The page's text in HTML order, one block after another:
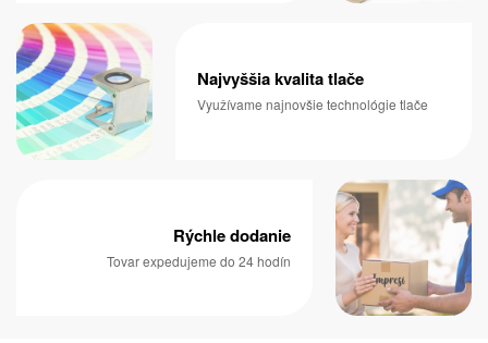
Najvyššia kvalita tlače
Využívame najnovšie technológie tlače
Rýchle dodanie
Tovar expedujeme do 24 hodín